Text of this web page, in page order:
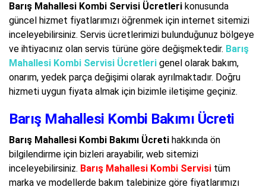
Barış Mahallesi Kombi Servisi Ücretleri konusunda
güncel hizmet fiyatlarımızı öğrenmek için internet sitemizi
inceleyebilirsiniz. Servis ücretlerimizi bulunduğunuz bölgeye
ve ihtiyacınız olan servis türüne göre değişmektedir. Barış
Mahallesi Kombi Servisi Ücretleri genel olarak bakım,
onarım, yedek parça değişimi olarak ayrılmaktadır. Doğru
hizmeti uygun fiyata almak için bizimle iletişime geçiniz.
Barış Mahallesi Kombi Bakımı Ücreti
Barış Mahallesi Kombi Bakımı Ücreti hakkında ön
bilgilendirme için bizleri arayabilir, web sitemizi
inceleyebilirsiniz. Barış Mahallesi Kombi Servisi tüm
marka ve modellerde bakım talebinize göre fiyatlarımızı